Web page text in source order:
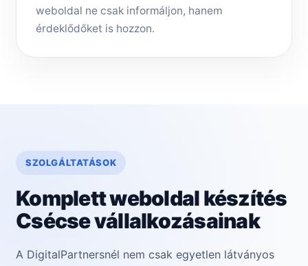
weboldal ne csak informáljon, hanem
érdeklődőket is hozzon.
SZOLGÁLTATÁSOK
Komplett weboldal készítés
Csécse vállalkozásainak
A DigitalPartnersnél nem csak egyetlen látványos